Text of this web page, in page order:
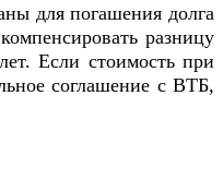
для погашения долга
разницу
Если стоимость при
соглашение с ВТБ,